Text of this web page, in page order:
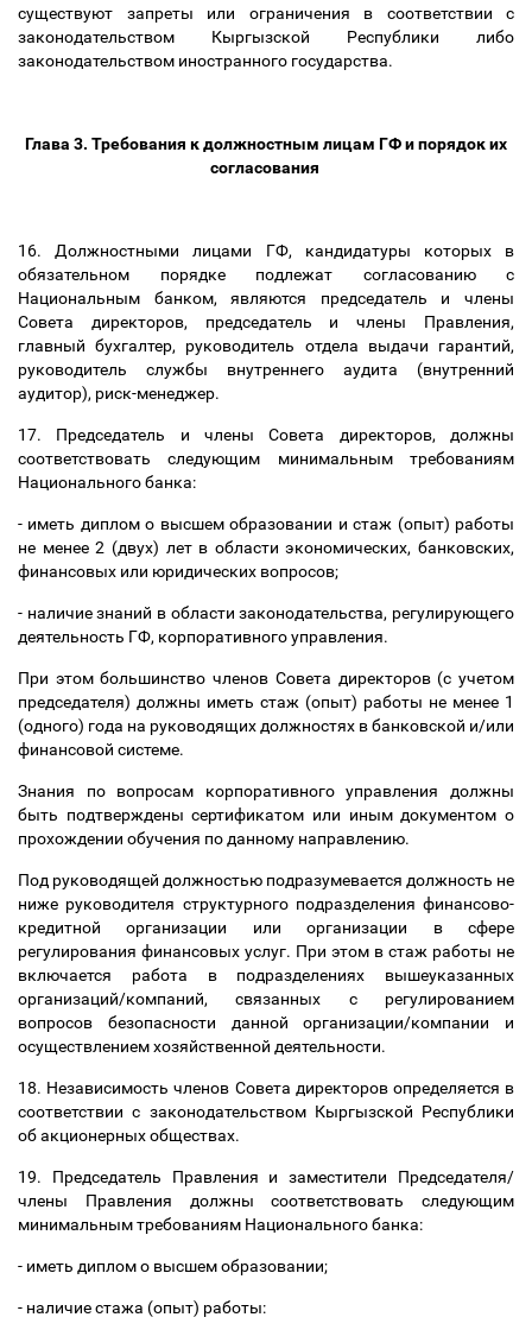
существуют запреты или ограничения в соответствии с
законодательством Кыргызской Республики либо
законодательством иностранного государства.
Глава 3. Требования к должностным лицам ГФ и порядок их
согласования
16. Должностными лицами ГФ, кандидатуры которых в
обязательном порядке подлежат согласованию с
Национальным банком, являются председатель и члены
Совета директоров, председатель и члены Правления,
главный бухгалтер, руководитель отдела выдачи гарантий,
руководитель службы внутреннего аудита (внутренний
аудитор), риск-менеджер.
17. Председатель и члены Совета директоров, должны
соответствовать следующим минимальным требованиям
Национального банка:
- иметь диплом о высшем образовании и стаж (опыт) работы
не менее 2 (двух) лет в области экономических, банковских,
финансовых или юридических вопросов;
- наличие знаний в области законодательства, регулирующего
деятельность ГФ, корпоративного управления.
При этом большинство членов Совета директоров (с учетом
председателя) должны иметь стаж (опыт) работы не менее 1
(одного) года на руководящих должностях в банковской и/или
финансовой системе.
Знания по вопросам корпоративного управления должны
быть подтверждены сертификатом или иным документом о
прохождении обучения по данному направлению.
Под руководящей должностью подразумевается должность не
ниже руководителя структурного подразделения финансово-
кредитной организации или организации в сфере
регулирования финансовых услуг. При этом в стаж работы не
включается работа в подразделениях вышеуказанных
организаций/компаний, связанных с регулированием
вопросов безопасности данной организации/компании и
осуществлением хозяйственной деятельности.
18. Независимость членов Совета директоров определяется в
соответствии с законодательством Кыргызской Республики
об акционерных обществах.
19. Председатель Правления и заместители Председателя/
члены Правления должны соответствовать следующим
минимальным требованиям Национального банка:
- иметь диплом о высшем образовании;
- наличие стажа (опыт) работы: